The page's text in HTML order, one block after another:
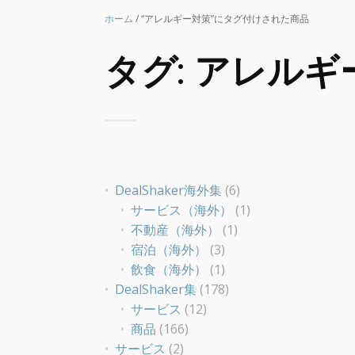
ホーム / “アレルギー対策”にタグ付けされた商品
タグ: アレルギ
DealShaker海外集 (6)
サービス（海外）
(1)
不動産（海外）
(1)
宿泊（海外）
(3)
飲食（海外）
(1)
DealShaker集 (178)
サービス (12)
商品 (166)
サービス (2)